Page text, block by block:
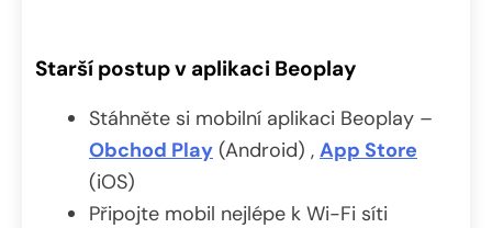
Starší postup v aplikaci Beoplay
Stáhněte si mobilní aplikaci Beoplay –
Obchod Play (Android) , App Store
(iOS)
Připojte mobil nejlépe k Wi-Fi síti